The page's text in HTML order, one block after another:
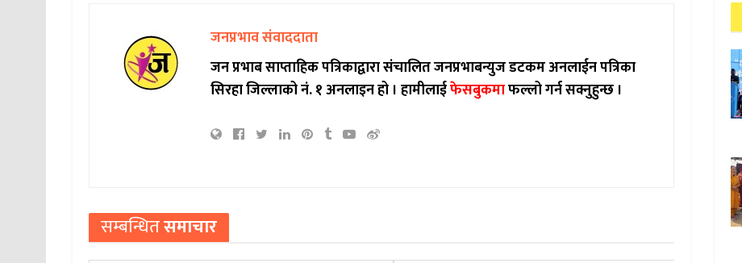
जनप्रभाव संवाददाता
जन प्रभाब साप्ताहिक पत्रिकाद्वारा संचालित जनप्रभाबन्युज डटकम अनलाईन पत्रिका
सिरहा जिल्लाको नं. १ अनलाइन हो ।हामीलाईफेसबुकमाफल्लो गर्न सक्नुहुन्छ ।
सम्बन्धितसमाचार